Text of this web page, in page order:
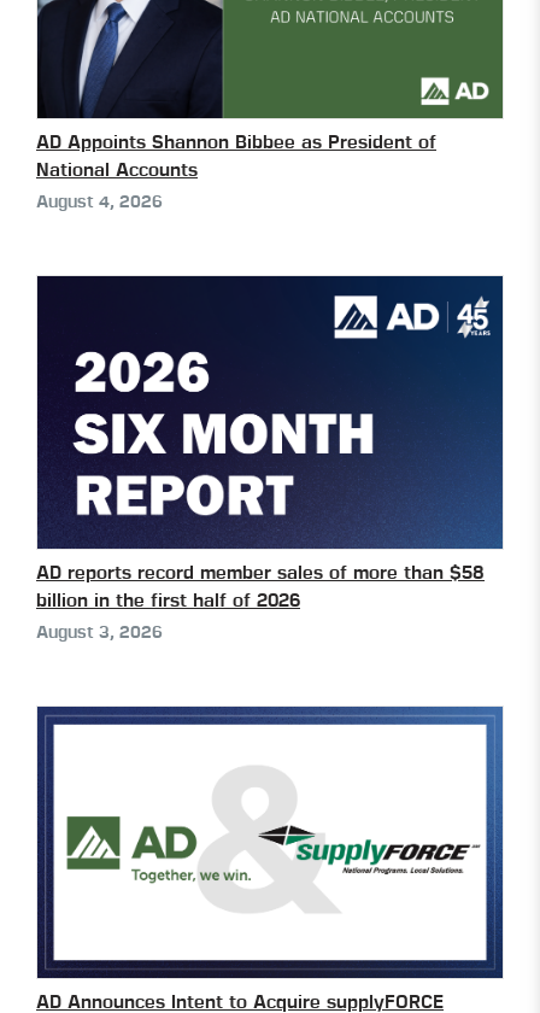
AD Appoints Shannon Bibbee as President of
National Accounts
August 4, 2026
AD reports record member sales of more than $58
billion in the first half of 2026
August 3, 2026
AD Announces Intent to Acquire supplyFORCE